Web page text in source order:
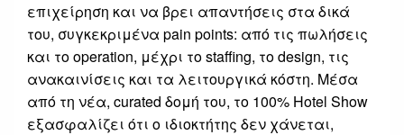
επιχείρηση και να βρει απαντήσεις στα δικά
του, συγκεκριμένα pain points: από τις πωλήσεις
και το operation, μέχρι το staffing, το design, τις
ανακαινίσεις και τα λειτουργικά κόστη. Μέσα
από τη νέα, curated δομή του, το 100% Hotel Show
εξασφαλίζει ότι ο ιδιοκτήτης δεν χάνεται,